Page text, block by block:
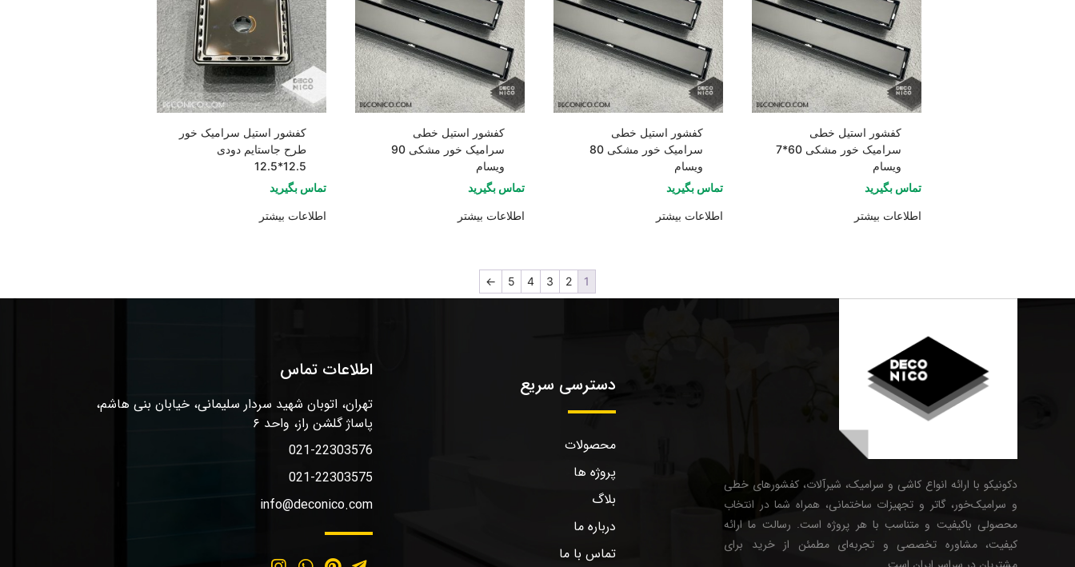
کفشور استیل خطی
سرامیک خور مشکی 60*7
ویسام
تماس بگیرید
اطلاعات بیشتر
کفشور استیل خطی
سرامیک خور مشکی 80
ویسام
تماس بگیرید
اطلاعات بیشتر
کفشور استیل خطی
سرامیک خور مشکی 90
ویسام
تماس بگیرید
اطلاعات بیشتر
کفشور استیل سرامیک خور
طرح جاستایم دودی
12.5*12.5
تماس بگیرید
اطلاعات بیشتر
1
2
3
4
5
←
دکونیکو با ارائه انواع کاشی و سرامیک، شیرآلات، کفشورهای خطی
و سرامیک‌خور، گاتر و تجهیزات ساختمانی، همراه شما در انتخاب
محصولی باکیفیت و متناسب با هر پروژه است. رسالت ما ارائه
کیفیت، مشاوره تخصصی و تجربه‌ای مطمئن از خرید برای
دسترسی سریع
محصولات
پروژه ها
بلاگ
درباره ما
تماس با ما
اطلاعات تماس
تهران، اتوبان شهید سردار سلیمانی، خیابان بنی هاشم،
پاساژ گلشن راز، واحد ۶
021-22303576
021-22303575
info@deconico.com